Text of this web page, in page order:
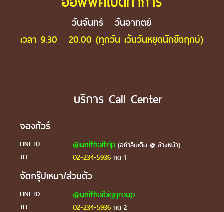
วันจันทร์ - วันอาทิตย์
เวลา 9.30 - 20.00 (ทุกวัน เว้นวันหยุดนักขัตฤกษ์)
บริการ Call Center
จองทัวร์
LINE ID @unithaitrip(อย่าลืมเติม @ ข้างหน้า)
TEL
02-234-5936กด 1
จัดกรุ๊ปเหมา/ส่วนตัว
LINE ID @unithaibiggroup
TEL 02-234-5936กด 2